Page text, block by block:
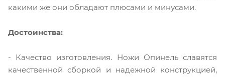
какими же они обладают плюсами и минусами.
Достоинства:
- Качество изготовления. Ножи Опинель славятся
качественной сборкой и надежной конструкцией,